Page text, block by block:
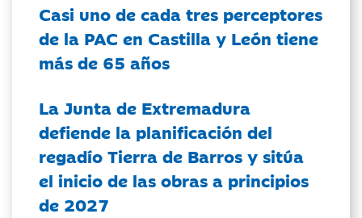
Casi uno de cada tres perceptores
de la PAC en Castilla y León tiene
más de 65 años
La Junta de Extremadura
defiende la planificación del
regadío Tierra de Barros y sitúa
el inicio de las obras a principios
de 2027